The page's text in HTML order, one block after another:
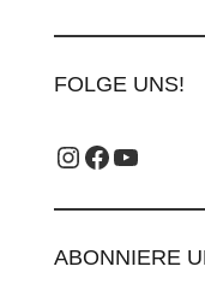
FOLGE UNS!
Facebook-LabelYouTube-Label
ABONNIERE